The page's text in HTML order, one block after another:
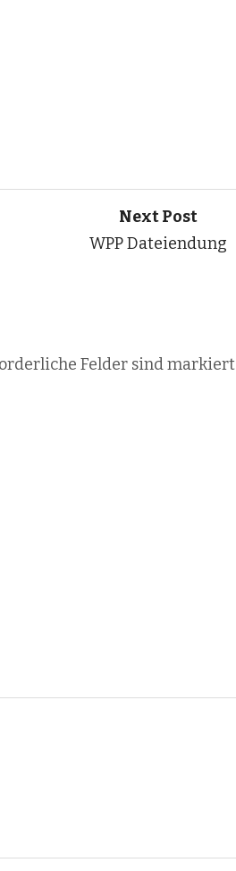
Next Post
WPP Dateiendung
Felder sind markiert